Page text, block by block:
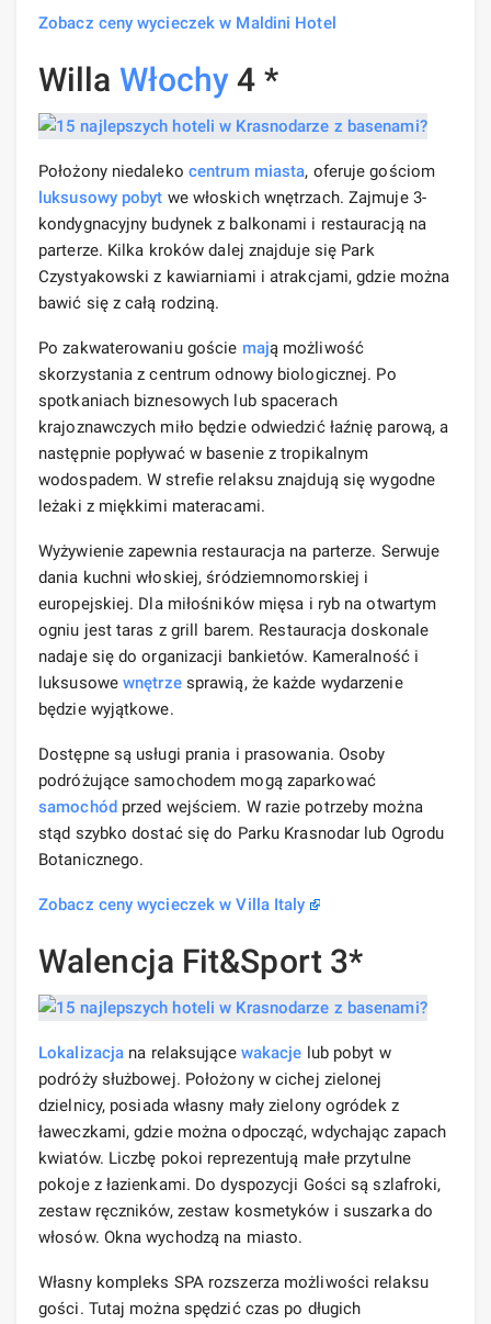
Zobacz ceny wycieczek w Maldini Hotel
Willa Włochy 4 *
Położony niedaleko centrum miasta, oferuje gościom
luksusowy pobyt we włoskich wnętrzach. Zajmuje 3-
kondygnacyjny budynek z balkonami i restauracją na
parterze. Kilka kroków dalej znajduje się Park
Czystyakowski z kawiarniami i atrakcjami, gdzie można
bawić się z całą rodziną.
Po zakwaterowaniu goście mają możliwość
skorzystania z centrum odnowy biologicznej. Po
spotkaniach biznesowych lub spacerach
krajoznawczych miło będzie odwiedzić łaźnię parową, a
następnie popływać w basenie z tropikalnym
wodospadem. W strefie relaksu znajdują się wygodne
leżaki z miękkimi materacami.
Wyżywienie zapewnia restauracja na parterze. Serwuje
dania kuchni włoskiej, śródziemnomorskiej i
europejskiej. Dla miłośników mięsa i ryb na otwartym
ogniu jest taras z grill barem. Restauracja doskonale
nadaje się do organizacji bankietów. Kameralność i
luksusowe wnętrzesprawią, że każde wydarzenie
będzie wyjątkowe.
Dostępne są usługi prania i prasowania. Osoby
podróżujące samochodem mogą zaparkować
samochódprzed wejściem. W razie potrzeby można
stąd szybko dostać się do Parku Krasnodar lub Ogrodu
Botanicznego.
Zobacz ceny wycieczek w Villa Italy
Walencja Fit&Sport 3*
Lokalizacja na relaksujące wakacje lub pobyt w
podróży służbowej. Położony w cichej zielonej
dzielnicy, posiada własny mały zielony ogródek z
ławeczkami, gdzie można odpocząć, wdychając zapach
kwiatów. Liczbę pokoi reprezentują małe przytulne
pokoje z łazienkami. Do dyspozycji Gości są szlafroki,
zestaw ręczników, zestaw kosmetyków i suszarka do
włosów. Okna wychodzą na miasto.
Własny kompleks SPA rozszerza możliwości relaksu
gości. Tutaj można spędzić czas po długich